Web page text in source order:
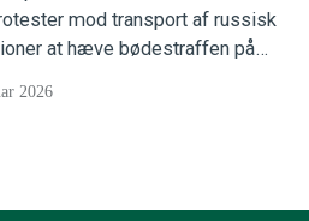
mod transport af russisk
at hæve bødestraffen på
2026